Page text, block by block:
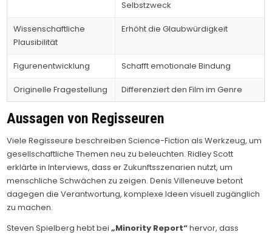
Selbstzweck
Wissenschaftliche
Plausibilität
Erhöht die Glaubwürdigkeit
Figurenentwicklung Schafft emotionale Bindung
Originelle Fragestellung Differenziert den Film im Genre
Aussagen von Regisseuren
Viele Regisseure beschreiben Science-Fiction als Werkzeug, um
gesellschaftliche Themen neu zu beleuchten. Ridley Scott
erklärte in Interviews, dass er Zukunftsszenarien nutzt, um
menschliche Schwächen zu zeigen. Denis Villeneuve betont
dagegen die Verantwortung, komplexe Ideen visuell zugänglich
zu machen.
Steven Spielberg hebt bei„Minority Report“hervor, dass